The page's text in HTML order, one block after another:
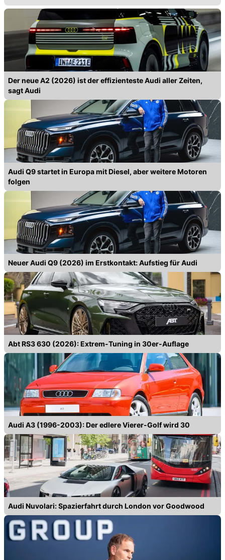
Der neue A2 (2026) ist der effizienteste Audi aller Zeiten,
sagt Audi
Audi Q9 startet in Europa mit Diesel, aber weitere Motoren
folgen
Neuer Audi Q9 (2026) im Erstkontakt: Aufstieg für Audi
Abt RS3 630 (2026): Extrem-Tuning in 30er-Auflage
Audi A3 (1996-2003): Der edlere Vierer-Golf wird 30
Audi Nuvolari: Spazierfahrt durch London vor Goodwood